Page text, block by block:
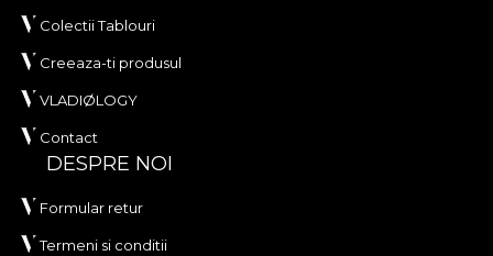
tapetele noastre sunt confectionate din materiale
naturale, ecologice si biodegradabile.
**House of VLAdiLA recomanda utilizarea
mod, te poti bucura de un proces de redecorare
rapid, sigur si eficient, care se ridica la cele mai inalte
standarde de calitate.
Colectii Tablouri
Creeaza-ti produsul
VLADIØLOGY
Contact
DESPRE NOI
Formular retur
Termeni si conditii